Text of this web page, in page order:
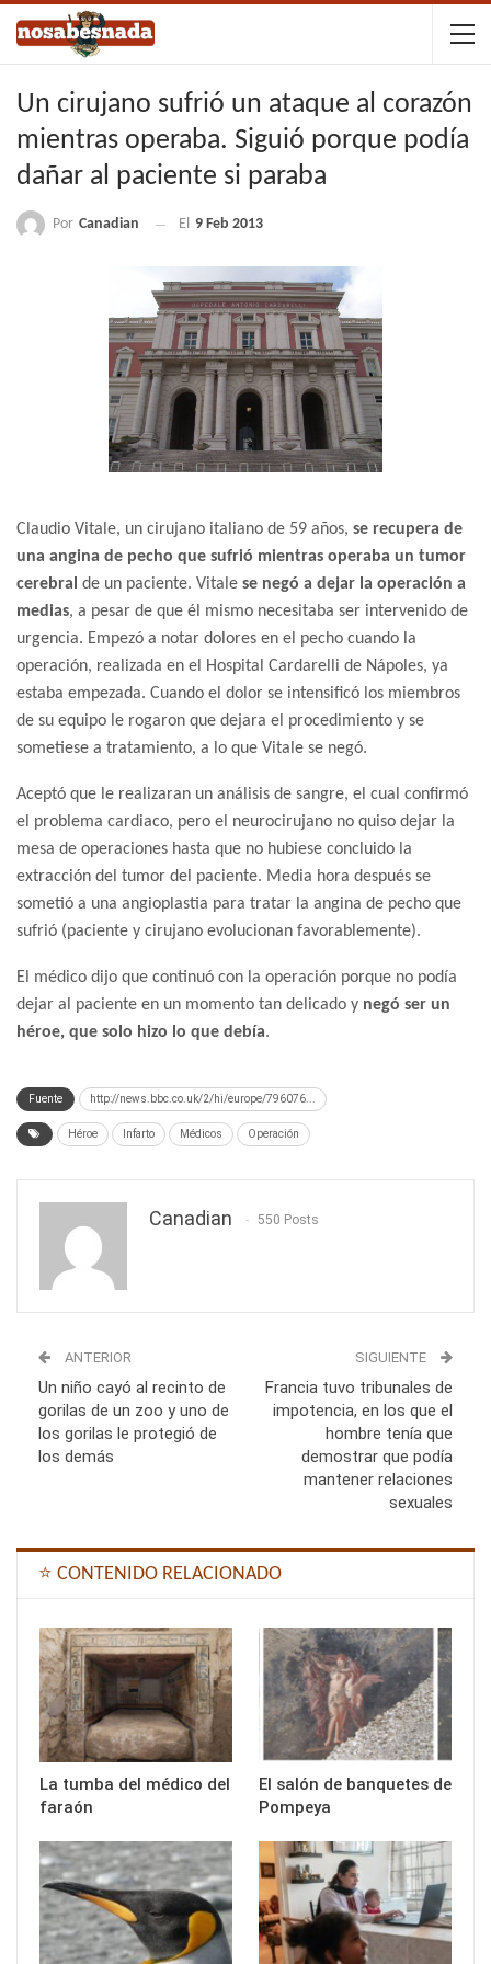
Un cirujano sufrió un ataque al corazón
mientras operaba. Siguió porque podía
dañar al paciente si paraba
Por Canadian El 9 Feb 2013
Claudio Vitale, un cirujano italiano de 59 años, se recupera de
una angina de pecho que sufrió mientras operaba un tumor
cerebral de un paciente. Vitale se negó a dejar la operación a
medias, a pesar de que él mismo necesitaba ser intervenido de
urgencia. Empezó a notar dolores en el pecho cuando la
operación, realizada en el Hospital Cardarelli de Nápoles, ya
estaba empezada. Cuando el dolor se intensificó los miembros
de su equipo le rogaron que dejara el procedimiento y se
sometiese a tratamiento, a lo que Vitale se negó.
Aceptó que le realizaran un análisis de sangre, el cual confirmó
el problema cardiaco, pero el neurocirujano no quiso dejar la
mesa de operaciones hasta que no hubiese concluido la
extracción del tumor del paciente. Media hora después se
sometió a una angioplastia para tratar la angina de pecho que
sufrió (paciente y cirujano evolucionan favorablemente).
El médico dijo que continuó con la operación porque no podía
dejar al paciente en un momento tan delicado y negó ser un
héroe, que solo hizo lo que debía.
Fuente http://news.bbc.co.uk/2/hi/europe/796076...
Héroe Infarto Médicos Operación
Canadian 550 Posts
ANTERIOR
Un niño cayó al recinto de
gorilas de un zoo y uno de
los gorilas le protegió de
los demás
SIGUIENTE
Francia tuvo tribunales de
impotencia, en los que el
hombre tenía que
demostrar que podía
mantener relaciones
sexuales
⭐ CONTENIDO RELACIONADO
La tumba del médico del
faraón
El salón de banquetes de
Pompeya